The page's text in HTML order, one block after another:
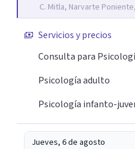
C. Mitla, Narvarte
Servicios y precios
Consulta para
Psicología adulto
Psicología infanto-
Jueves, 6 de agosto